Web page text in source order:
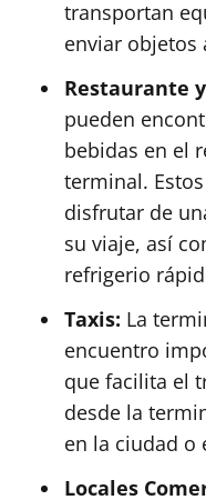
transportan
enviar objetos
Restaurante
pueden
bebidas en el
terminal.
disfrutar de
su viaje, así
refrigerio
Taxis: La
encuentro
que facilita el
desde la
en la ciudad o
Locales